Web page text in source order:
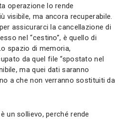
operazione lo rende
visibile, ma ancora recuperabile.
assicurarci la cancellazione di
nel “cestino”, è quello di
spazio di memoria,
da quel file “spostato nel
ma quei dati saranno
a che non verranno sostituiti da
un sollievo, perché rende